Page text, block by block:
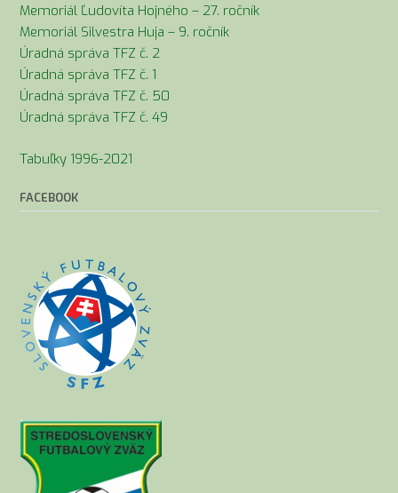
Memoriál Ľudovíta Hojného – 27. ročník
Memoriál Silvestra Huja – 9. ročník
Úradná správa TFZ č. 2
Úradná správa TFZ č. 1
Úradná správa TFZ č. 50
Úradná správa TFZ č. 49
Tabuľky 1996-2021
FACEBOOK